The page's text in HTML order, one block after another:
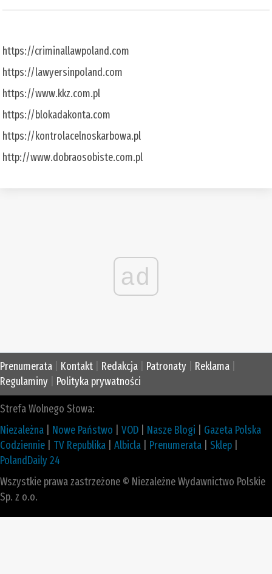
https://criminallawpoland.com
https://lawyersinpoland.com
https://www.kkz.com.pl
https://blokadakonta.com
https://kontrolacelnoskarbowa.pl
http://www.dobraosobiste.com.pl
ad
Prenumerata Kontakt Redakcja Patronaty Reklama
Regulaminy
Polityka prywatności
Strefa Wolnego Słowa:
Niezależna
Nowe Państwo VOD Nasze Blogi
Gazeta Polska
Codziennie
TV Republika Albicla Prenumerata Sklep
PolandDaily 24
Wszystkie prawa zastrzeżone © Niezależne Wydawnictwo Polskie
Sp. z o.o.